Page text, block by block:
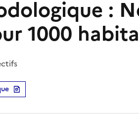
:
1000